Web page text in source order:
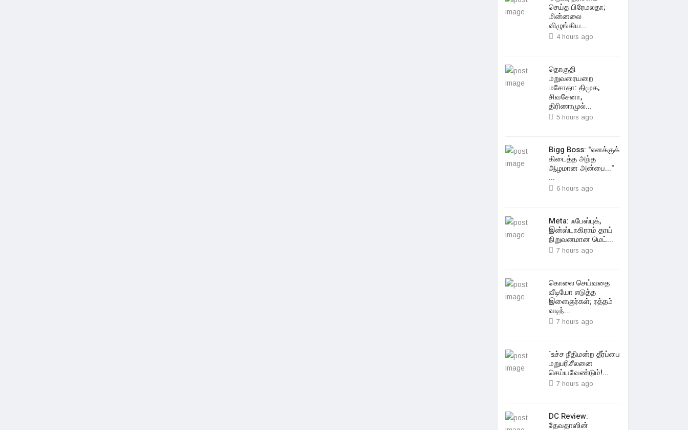
செய்த பிரேமலதா;
மின்னலை
விழுங்கிய...
4 hours ago
தொகுதி
மறுவரையறை
மசோதா: திமுக,
சிவசேனா,
திரிணாமுல்...
5 hours ago
Bigg Boss: "எனக்குக்
கிடைத்த அந்த
ஆழமான அன்பை..."
...
6 hours ago
Meta: ஃபேஸ்புக்,
இன்ஸ்டாகிராம் தாய்
நிறுவனமான மெட்...
7 hours ago
கொலை செய்வதை
வீடியோ எடுத்த
இளைஞர்கள்; ரத்தம்
வடிந்...
7 hours ago
`உச்ச நீதிமன்ற தீர்ப்பை
மறுபரிசீலனை
செய்யவேண்டும்!...
7 hours ago
DC Review:
தேவதாஸின்